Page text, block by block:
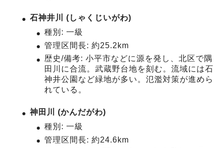
石神井川 (しゃくじいがわ)
種別: 一級
管理区間長: 約25.2km
歴史/備考: 小平市などに源を発し、北区で隅
田川に合流。武蔵野台地を刻む。流域には石
神井公園など緑地が多い。氾濫対策が進めら
れている。
神田川 (かんだがわ)
種別: 一級
管理区間長: 約24.6km